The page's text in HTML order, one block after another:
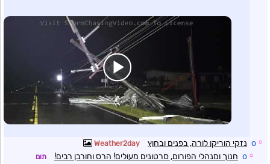
☼
o נזקי הוריקן לורה, בפנים ובחוץ Weather2day
☼
o חנוך ומנהלי הפורום, סרטונים מעולים! הרס וחורבן רבים! תום